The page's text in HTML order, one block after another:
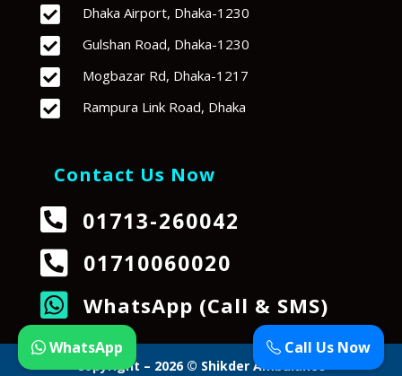
 Dhaka Airport, Dhaka-1230
 Gulshan Road, Dhaka-1230
 Mogbazar Rd, Dhaka-1217
 Rampura Link Road, Dhaka
Contact Us Now
 01713-260042
 01710060020
 WhatsApp (Call & SMS)
Copyright – 2026 © Shikder Ambulance
Call Us Now
WhatsApp